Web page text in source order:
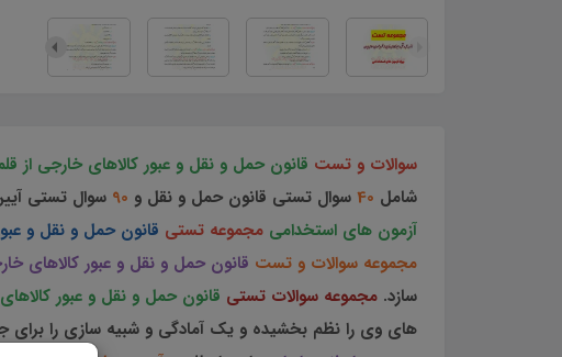
سوالات و تست قانون حمل و نقل و عبور كالاهای خارجی از
شامل 40 سوال تستی قانون حمل و نقل و 90 سوال تستی
آزمون های استخدامی مجموعه تستی قانون حمل و نقل و
مجموعه سوالات و تست قانون حمل و نقل و عبور كالاهای
سازد. مجموعه سوالات تستی قانون حمل و نقل و عبور
های وی را نظم بخشیده و یک آمادگی و شبیه سازی را برای